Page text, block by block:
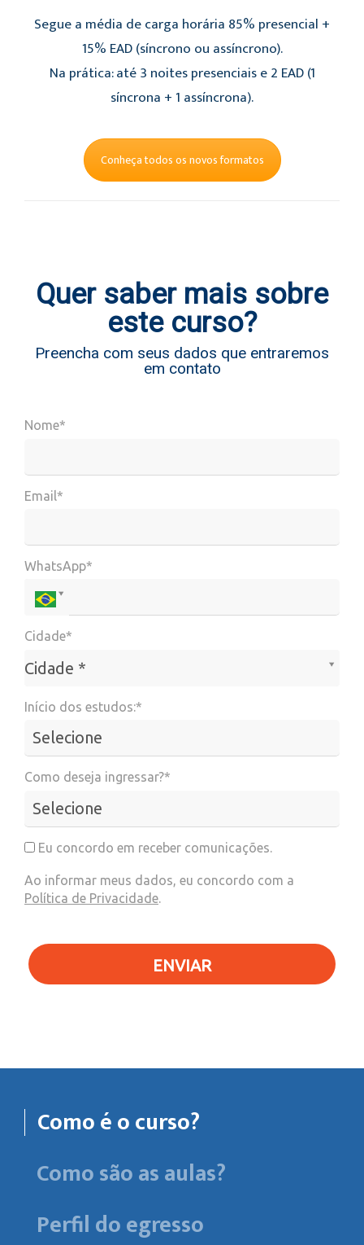
Segue a média de carga horária 85% presencial +
15% EAD (síncrono ou assíncrono).
Na prática: até 3 noites presenciais e 2 EAD (1
síncrona + 1 assíncrona).
Conheça todos os novos formatos
Quer saber mais sobre
este curso?
Preencha com seus dados que entraremos
em contato
Nome*
Email*
WhatsApp*
Cidade*
Cidade *
Cidade*
Início dos estudos:*
Como deseja ingressar?*
Eu concordo em receber comunicações.
Ao informar meus dados, eu concordo com a
Política de Privacidade.
ENVIAR
Como é o curso?
Como são as aulas?
Perfil do egresso